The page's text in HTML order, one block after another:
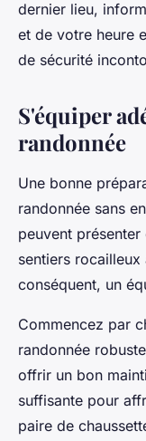
dernier lieu,
et de votre heure
de sécurité
S'équiper
randonnée
Une bonne
randonnée sans
peuvent
sentiers rocailleux
conséquent, un
Commencez par
randonnée
offrir un bon
suffisante pour
paire de